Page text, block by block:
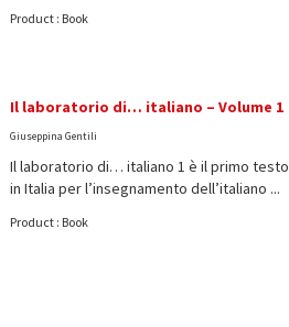
Product : Book
Il laboratorio di… italiano – Volume 1
Giuseppina Gentili
Il laboratorio di… italiano 1 è il primo testo
in Italia per l’insegnamento dell’italiano ...
Product : Book